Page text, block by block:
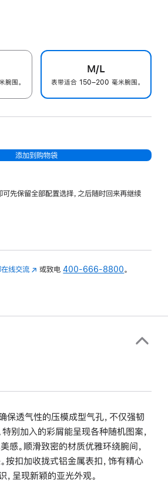
围。
M/L
表带适合 150–200 毫米腕围。
添加到购物袋
可先保留全部配置选择，之后随时回来再继续
在线交流 (在
中
或致电400-666-8800 。
透气性的压模成型气孔，不仅强韧
特别加入的彩屑能呈现各种随机图案，
感。顺滑致密的材质优雅环绕腕间，
按扣加收拢式铝金属表扣，饰有精心
呈现新颖的亚光外观。